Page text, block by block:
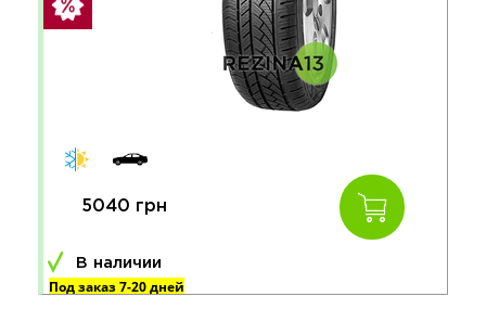
5040 грн
В наличии
Под заказ 7-20 дней